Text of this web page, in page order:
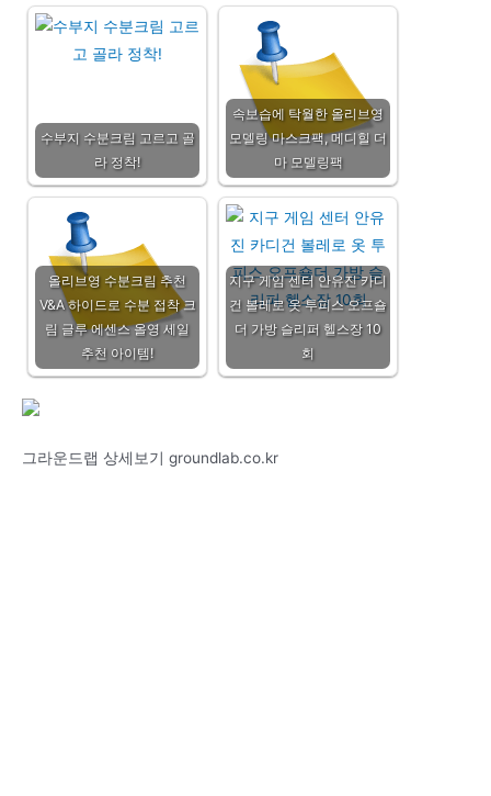
수부지 수분크림 고르고 골
라 정착!
속보습에 탁월한 올리브영
모델링 마스크팩, 메디힐 더
마 모델링팩
올리브영 수분크림 추천
V&A 하이드로 수분 접착 크
림 글루 에센스 올영 세일
추천 아이템!
지구 게임 센터 안유진 카디
건 볼레로 옷 투피스 오프숄
더 가방 슬리퍼 헬스장 10
회
그라운드랩 상세보기 groundlab.co.kr